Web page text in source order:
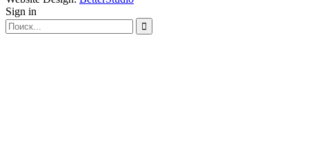
Sign in